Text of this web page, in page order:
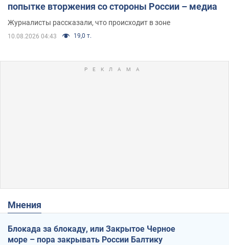
попытке вторжения со стороны России – медиа
Журналисты рассказали, что происходит в зоне
10.08.2026 04:43 19,0 т.
Мнения
Блокада за блокаду, или Закрытое Черное
море – пора закрывать России Балтику